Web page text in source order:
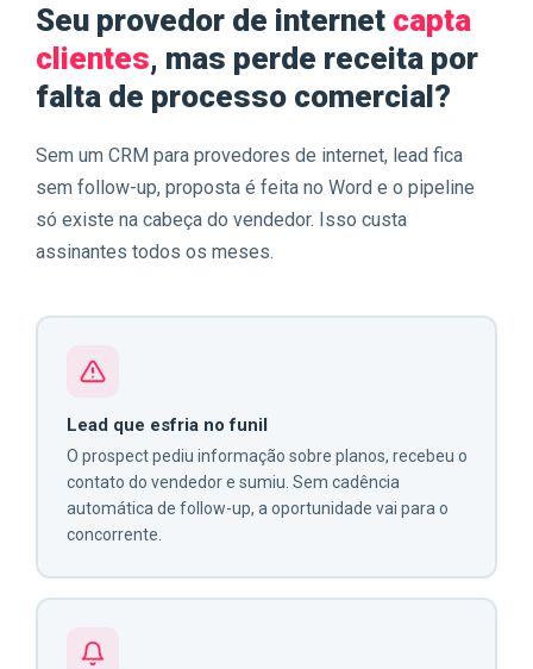
Seu provedor de internet capta
clientes, mas perde receita por
falta de processo comercial?
Sem um CRM para provedores de internet, lead fica
sem follow-up, proposta é feita no Word e o pipeline
só existe na cabeça do vendedor. Isso custa
assinantes todos os meses.
Lead que esfria no funil
O prospect pediu informação sobre planos, recebeu o
contato do vendedor e sumiu. Sem cadência
automática de follow-up, a oportunidade vai para o
concorrente.